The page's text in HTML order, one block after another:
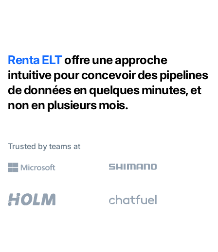
Renta ELToffre une approche
intuitive pour concevoir des pipelines
de données en quelques minutes, et
non en plusieurs mois.
Trusted by teams at